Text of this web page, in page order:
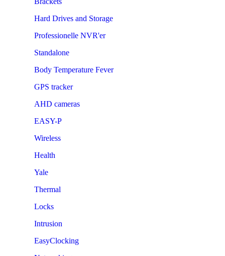
Hard Drives and Storage
Professionelle NVR'er
Standalone
Body Temperature Fever
GPS tracker
AHD cameras
EASY-P
Wireless
Health
Yale
Thermal
Locks
Intrusion
EasyClocking